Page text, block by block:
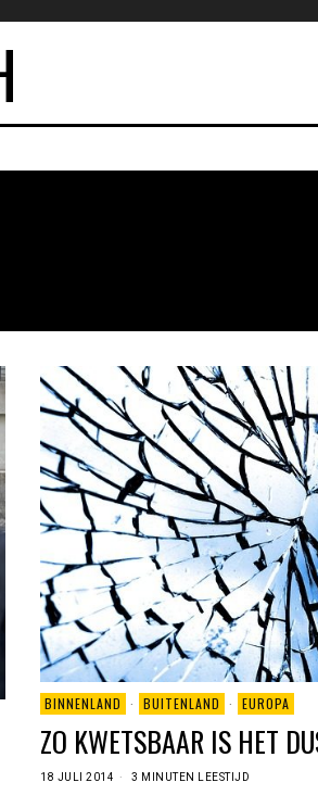
BINNENLAND · BUITENLAND · EUROPA
ZO KWETSBAAR IS HET
18 JULI 2014 3 MINUTEN LEESTIJD